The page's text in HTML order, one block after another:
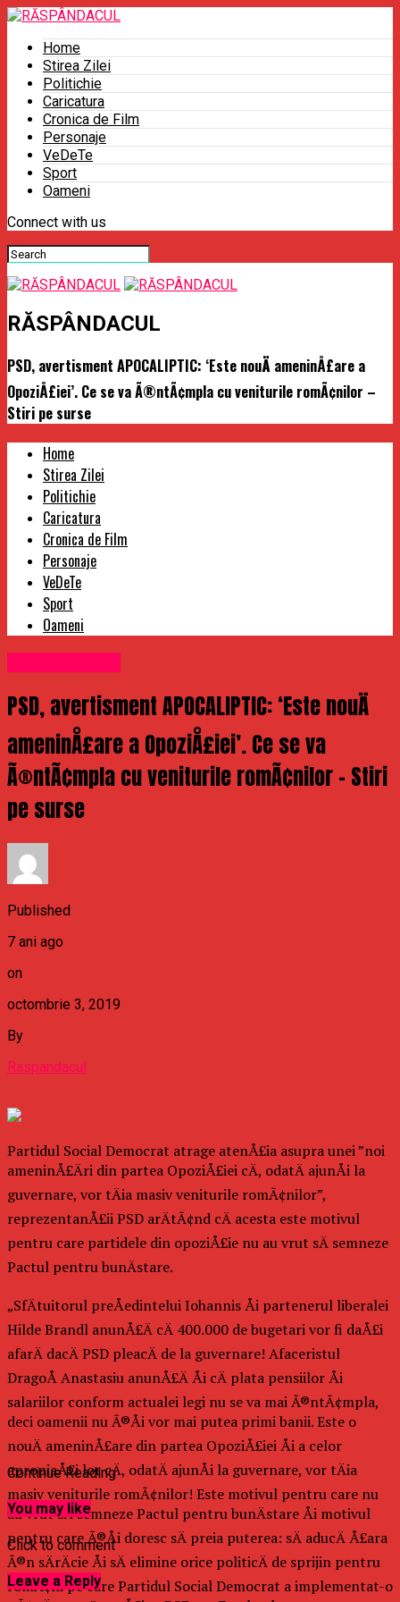
Home
Stirea Zilei
Politichie
Caricatura
Cronica de Film
Personaje
VeDeTe
Sport
Oameni
Connect with us
RĂSPÂNDACUL
PSD, avertisment APOCALIPTIC: ‘Este nouÄ ameninÅ£are a
OpoziÅ£iei’. Ce se va Ã®ntÃ¢mpla cu veniturile romÃ¢nilor –
Stiri pe surse
Home
Stirea Zilei
Politichie
Caricatura
Cronica de Film
Personaje
VeDeTe
Sport
Oameni
PSD, avertisment APOCALIPTIC: ‘Este nouÄ
ameninÅ£are a OpoziÅ£iei’. Ce se va
Ã®ntÃ¢mpla cu veniturile romÃ¢nilor – Stiri
pe surse
Published
7 ani ago
on
octombrie 3, 2019
By
Raspandacul
Partidul Social Democrat atrage atenÅ£ia asupra unei ”noi
ameninÅ£Äri din partea OpoziÅ£iei cÄ, odatÄ ajunÅi la
guvernare, vor tÄia masiv veniturile romÃ¢nilor”,
reprezentanÅ£ii PSD arÄtÃ¢nd cÄ acesta este motivul
pentru care partidele din opoziÅ£ie nu au vrut sÄ semneze
Pactul pentru bunÄstare.
„SfÄtuitorul preÅedintelui Iohannis Åi partenerul liberalei
Hilde Brandl anunÅ£Ä cÄ 400.000 de bugetari vor fi daÅ£i
afarÄ dacÄ PSD pleacÄ de la guvernare! Afaceristul
DragoÅ Anastasiu anunÅ£Ä Åi cÄ plata pensiilor Åi
salariilor conform actualei legi nu se va mai Ã®ntÃ¢mpla,
deci oamenii nu Ã®Åi vor mai putea primi banii. Este o
nouÄ ameninÅ£are din partea OpoziÅ£iei Åi a celor
apropiaÅ£i lor cÄ, odatÄ ajunÅi la guvernare, vor tÄia
masiv veniturile romÃ¢nilor! Este motivul pentru care nu
au vrut sÄ semneze Pactul pentru bunÄstare Åi motivul
pentru care Ã®Åi doresc sÄ preia puterea: sÄ aducÄ Å£ara
Ã®n sÄrÄcie Åi sÄ elimine orice politicÄ de sprijin pentru
romÃ¢ni pe care Partidul Social Democrat a implementat-o
Continue Reading
You may like
Click to comment
Leave a Reply